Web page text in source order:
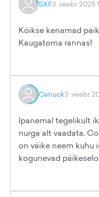
SXF3. veebr 2025
Köikse kenamad
Kaugatoma rannas!
Canuck3. veebr
Ipanemal tegelikult
nurga alt vaadata.
on väike neem kuhu
kogunevad